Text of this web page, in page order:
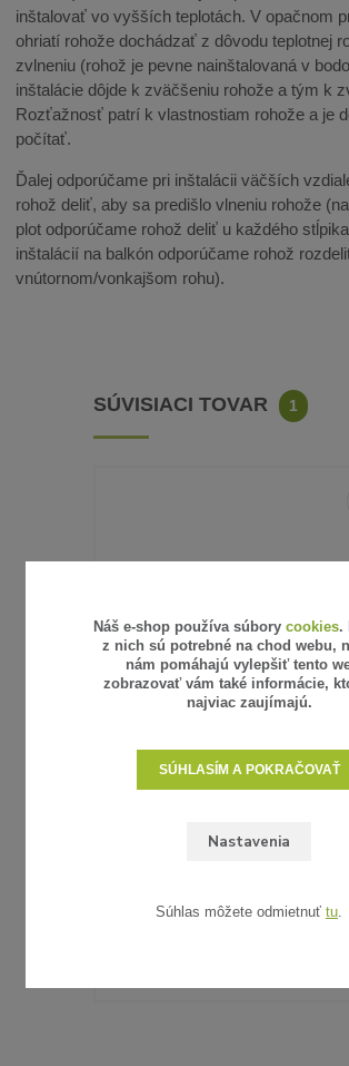
inštalovať vo vyšších teplotách. V opačnom
ohriatí rohože dochádzať z dôvodu teplotnej
zvlneniu (rohož je pevne nainštalovaná v
inštalácie dôjde k zväčšeniu rohože a tým k
Rozťažnosť patrí k vlastnostiam rohože a je
počítať.
Ďalej odporúčame pri inštalácii väčších
rohož deliť, aby sa predišlo vlneniu rohože
plot odporúčame rohož deliť u každého
inštalácií na balkón odporúčame rohož
vnútornom/vonkajšom rohu).
SÚVISIACI TOVAR 1
UMELÝ RATAN - VZORKA
bez DPH
Náš e-shop používa súbory cookies.
z nich sú potrebné na chod webu,
nám pomáhajú vylepšiť tento
zobrazovať vám také informácie,
najviac zaujímajú.
Nastavenia
SÚHLASÍM A POKRAČOVAŤ
Súhlas môžete odmietnuť tu.